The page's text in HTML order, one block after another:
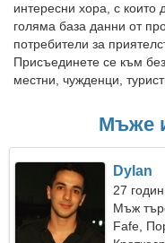
интересни хора, с които
голяма база данни от
потребители за
Присъединете се към
местни, чужденци,
Мъже
Dylan
27
Мъж
Fafe,